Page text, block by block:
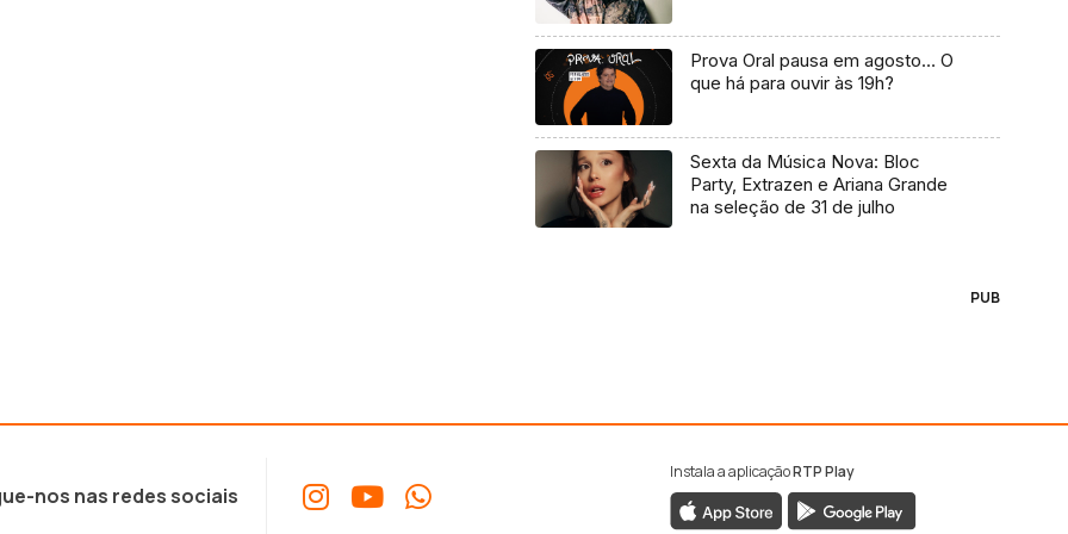
Prova Oral pausa em agosto… O
que há para ouvir às 19h?
Sexta da Música Nova: Bloc
Party, Extrazen e Ariana Grande
na seleção de 31 de julho
PUB
nos nas redes sociais
Instala a aplicaçãoRTP Play